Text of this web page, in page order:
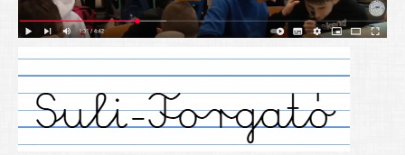
Alapítványunk
Nyitva tartás
SZÜLŐKNEK